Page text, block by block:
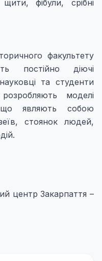
фiбули, срiбнi
факультету
постійно діючі
та студенти
моделі
що являють собою
стоянок людей,
центр Закарпаття –